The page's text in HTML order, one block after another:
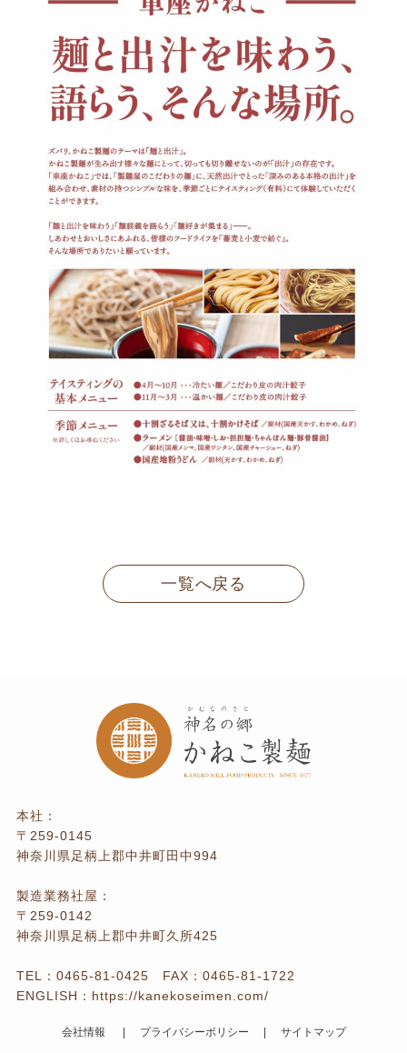
一覧へ戻る
本社：
〒259-0145
神奈川県足柄上郡中井町田中994
製造業務社屋：
〒259-0142
神奈川県足柄上郡中井町久所425
TEL： 0465-81-0425 FAX：0465-81-1722
ENGLISH： https://kanekoseimen.com/
会社情報 プライバシーポリシー サイトマップ